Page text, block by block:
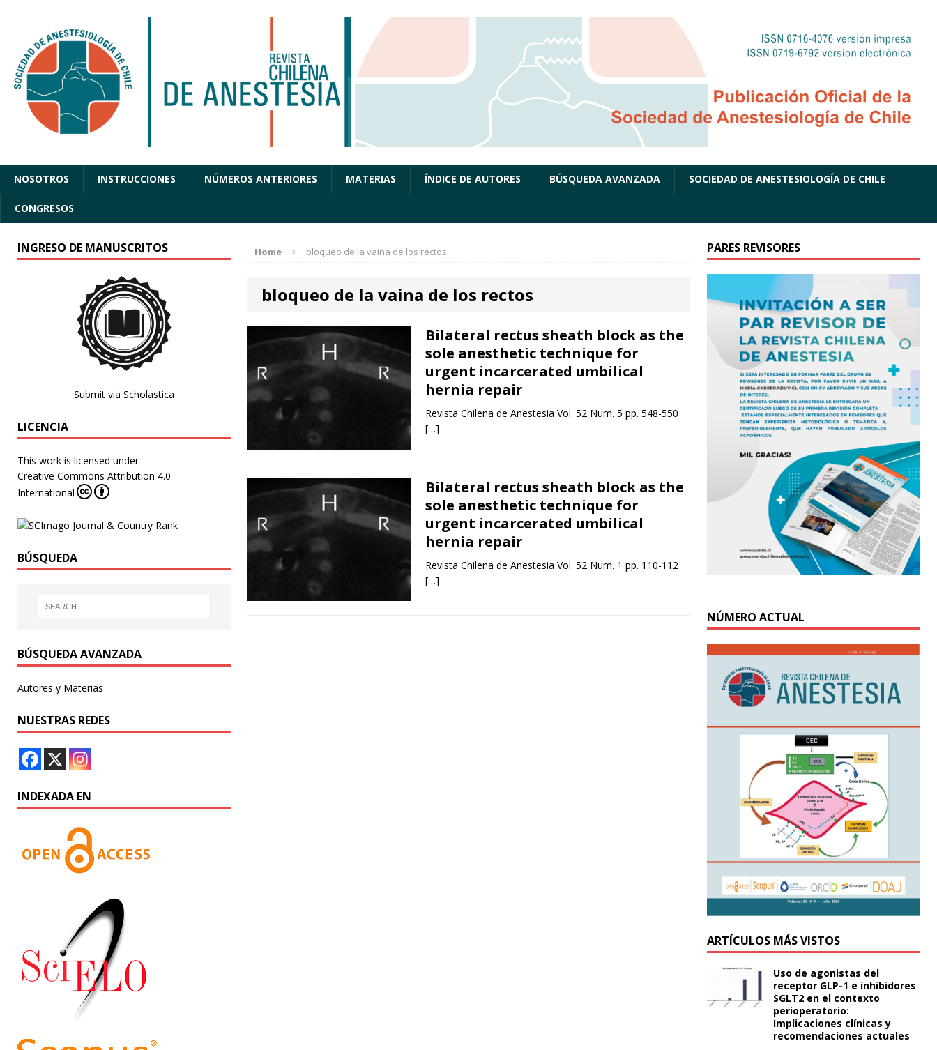
NOSOTROS INSTRUCCIONES NÚMEROS ANTERIORES MATERIAS ÍNDICE DE AUTORES BÚSQUEDA AVANZADA SOCIEDAD DE ANESTESIOLOGÍA DE CHILE
CONGRESOS
Home bloqueo de la vaina de los rectos
bloqueo de la vaina de los rectos
Bilateral rectus sheath block as the
sole anesthetic technique for
urgent incarcerated umbilical
hernia repair
Revista Chilena de Anestesia Vol. 52 Num. 5 pp. 548-550
[…]
Bilateral rectus sheath block as the
sole anesthetic technique for
urgent incarcerated umbilical
hernia repair
Revista Chilena de Anestesia Vol. 52 Num. 1 pp. 110-112
[…]
INGRESO DE MANUSCRITOS
Submit via Scholastica
LICENCIA
This work is licensed under
Creative Commons Attribution 4.0
International
BÚSQUEDA
BÚSQUEDA AVANZADA
Autores y Materias
NUESTRAS REDES
INDEXADA EN
PARES REVISORES
NÚMERO ACTUAL
ARTÍCULOS MÁS VISTOS
Uso de agonistas del
receptor GLP-1 e inhibidores
SGLT2 en el contexto
perioperatorio:
Implicaciones clínicas y
recomendaciones actuales